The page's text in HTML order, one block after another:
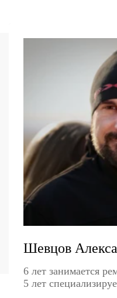
Шевцов
6 лет занимается
5 лет